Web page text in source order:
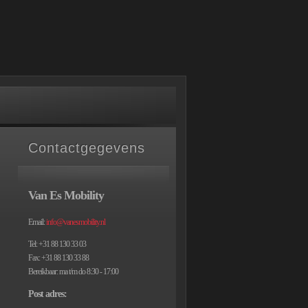
Contactgegevens
Van Es Mobility
Email:info@vanesmobility.nl
Tel: +31 88 130 33 03
Fax: +31 88 130 33 88
Bereikbaar: ma t/m do 8:30 - 17:00
Post adres: